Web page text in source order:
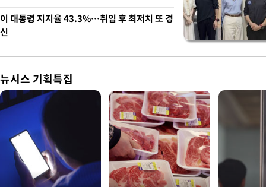
이 대통령 지지율 43.3%…취임 후 최저치 또 경
신
뉴시스 기획특집